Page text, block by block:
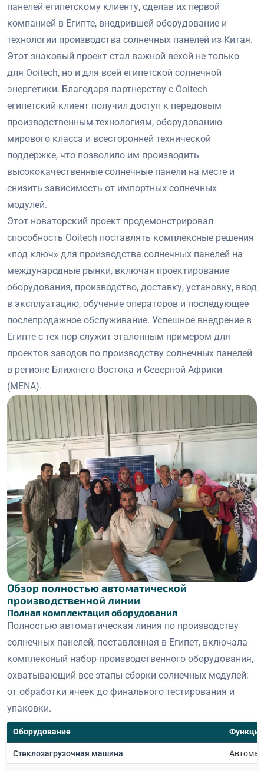
панелей египетскому клиенту, сделав их первой
компанией в Египте, внедрившей оборудование и
технологии производства солнечных панелей из Китая.
Этот знаковый проект стал важной вехой не только
для Ooitech, но и для всей египетской солнечной
энергетики. Благодаря партнерству с Ooitech
египетский клиент получил доступ к передовым
производственным технологиям, оборудованию
мирового класса и всесторонней технической
поддержке, что позволило им производить
высококачественные солнечные панели на месте и
снизить зависимость от импортных солнечных
модулей.
Этот новаторский проект продемонстрировал
способность Ooitech поставлять комплексные решения
«под ключ» для производства солнечных панелей на
международные рынки, включая проектирование
оборудования, производство, доставку, установку, ввод
в эксплуатацию, обучение операторов и последующее
послепродажное обслуживание. Успешное внедрение в
Египте с тех пор служит эталонным примером для
проектов заводов по производству солнечных панелей
в регионе Ближнего Востока и Северной Африки
(MENA).
Обзор полностью автоматической
производственной линии
Полная комплектация оборудования
Полностью автоматическая линия по производству
солнечных панелей, поставленная в Египет, включала
комплексный набор производственного оборудования,
охватывающий все этапы сборки солнечных модулей:
от обработки ячеек до финального тестирования и
упаковки.
Оборудование Функция
Стеклозагрузочная машина